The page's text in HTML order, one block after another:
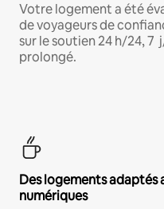
Votre logement a été
de voyageurs de
sur le soutien 24 h/24,
prolongé.
Des logements adaptés
numériques